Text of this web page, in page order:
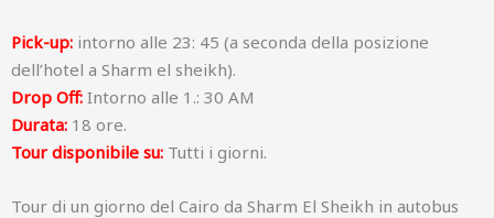
Pick-up: intorno alle 23: 45 (a seconda della posizione
dell’hotel a Sharm el sheikh).
Drop Off: Intorno alle 1.: 30 AM
Durata: 18 ore.
Tour disponibile su: Tutti i giorni.
Tour di un giorno del Cairo da Sharm El Sheikh in autobus